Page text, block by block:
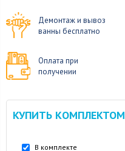
Демонтаж и вывоз
ванны бесплатно
Оплата при
получении
КУПИТЬ КОМПЛЕКТОМ
В комплекте